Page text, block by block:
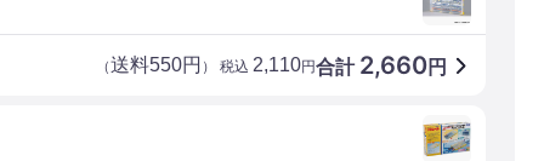
合計 2,660円
（送料550円 ） 税込 2,110円